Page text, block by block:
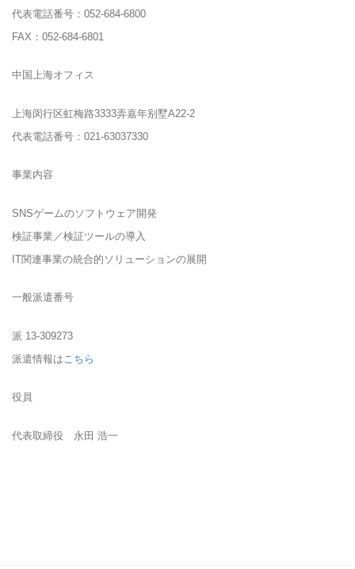
代表電話番号：052-684-6800
FAX：052-684-6801
中国上海オフィス
上海闵行区虹梅路3333弄嘉年别墅A22-2
代表電話番号：021-63037330
事業内容
SNSゲームのソフトウェア開発
検証事業／検証ツールの導入
IT関連事業の統合的ソリューションの展開
一般派遣番号
派 13-309273
派遣情報は こちら
役員
代表取締役 永田 浩一